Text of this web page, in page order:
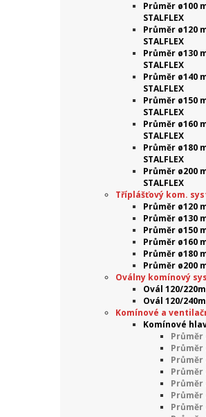
Průměr ø100
STALFLEX
Průměr ø120
STALFLEX
Průměr ø130
STALFLEX
Průměr ø140
STALFLEX
Průměr ø150
STALFLEX
Průměr ø160
STALFLEX
Průměr ø180
STALFLEX
Průměr ø200
STALFLEX
Tříplášťový kom.
Průměr ø120
Průměr ø130
Průměr ø150
Průměr ø160
Průměr ø180
Průměr ø200
Oválny komínový
Ovál 120/
Ovál 120/
Komínové a
Komínové
Průměr
Průměr
Průměr
Průměr
Průměr
Průměr
Průměr